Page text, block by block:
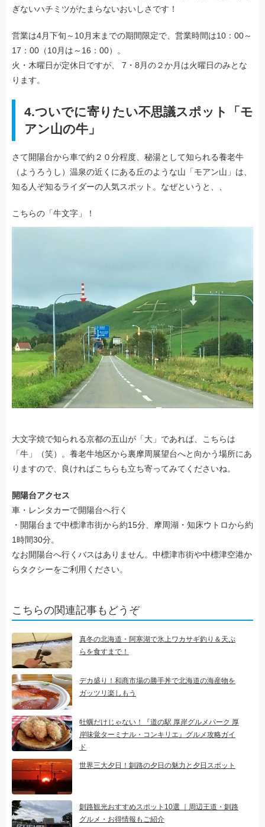
ぎないハチミツがたまらないおいしさです！
営業は4月下旬～10月末までの期間限定で、営業時間は10：00～
17：00（10月は～16：00）。
火・木曜日が定休日ですが、 7・8月の２か月は火曜日のみとな
ります。
4.ついでに寄りたい不思議スポット「モ
アン山の牛」
さて開陽台から車で約２０分程度、秘湯として知られる養老牛
（ようろうし）温泉の近くにある丘のような山「モアン山」は、
知る人ぞ知るライダーの人気スポット。なぜというと、、
こちらの「牛文字」！
大文字焼で知られる京都の五山が「大」であれば、こちらは
「牛」（笑）。養老牛地区から裏摩周展望台へと向かう場所にあ
りますので、良ければこちらも立ち寄ってみてくださいね。
開陽台アクセス
車・レンタカーで開陽台へ行く
・開陽台まで中標津市街から約15分、摩周湖・知床ウトロから約
1時間30分。
なお開陽台へ行くバスはありません。中標津市街や中標津空港か
らタクシーをご利用ください。
こちらの関連記事もどうぞ
真冬の北海道・阿寒湖で氷上ワカサギ釣り＆天ぷ
らを食すまで！
デカ盛り！和商市場の勝手丼で北海道の海産物を
ガッツリ楽しもう
牡蠣だけじゃない！『道の駅 厚岸グルメパーク 厚
岸味覚ターミナル・コンキリエ』グルメ攻略ガイ
ド
世界三大夕日！釧路の夕日の魅力と夕日スポット
釧路観光おすすめスポット10選 ｜周辺王道・釧路
グルメ・お得情報もご紹介